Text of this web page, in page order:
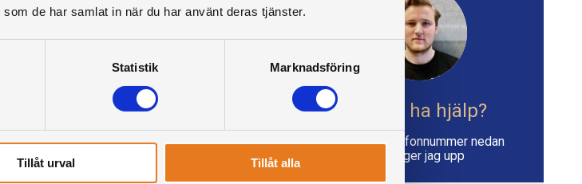
de har samlat in när du har använt deras tjänster.
Statistik Marknadsföring
Tillåt urval Tillåt alla
Vill du ha hjälp?
Skriv ditt telefonnummer nedan
så ringer jag upp